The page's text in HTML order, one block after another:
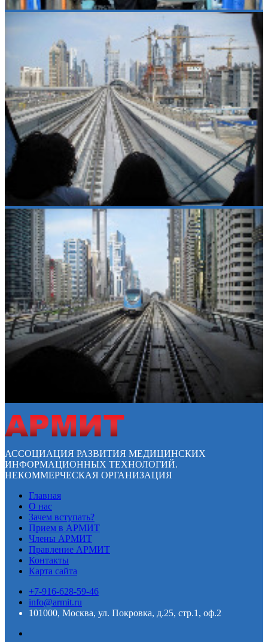
АССОЦИАЦИЯ РАЗВИТИЯ МЕДИЦИНСКИХ
ИНФОРМАЦИОННЫХ ТЕХНОЛОГИЙ.
НЕКОММЕРЧЕСКАЯ ОРГАНИЗАЦИЯ
Главная
О нас
Зачем вступать?
Прием в АРМИТ
Члены АРМИТ
Правление АРМИТ
Контакты
Карта сайта
+7-916-628-59-46
info@armit.ru
101000, Москва, ул. Покровка, д.25, стр.1, оф.2